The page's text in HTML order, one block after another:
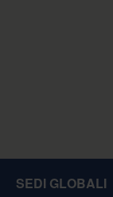
SEDI GLOBALI